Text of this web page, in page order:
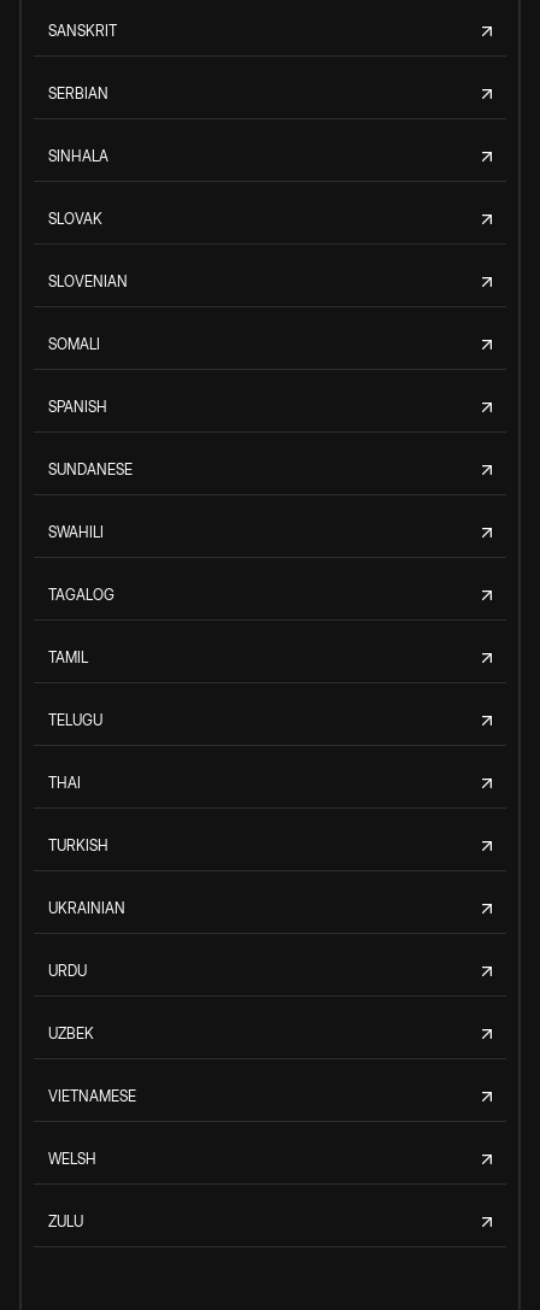
SANSKRIT
SERBIAN
SINHALA
SLOVAK
SLOVENIAN
SOMALI
SPANISH
SUNDANESE
SWAHILI
TAGALOG
TAMIL
TELUGU
THAI
TURKISH
UKRAINIAN
URDU
UZBEK
VIETNAMESE
WELSH
ZULU